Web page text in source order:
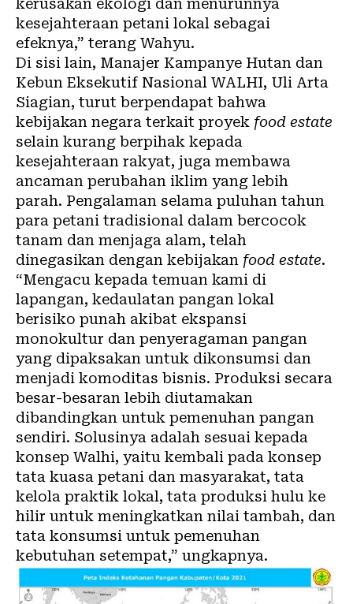
kerusakan ekologi dan menurunnya
kesejahteraan petani lokal sebagai
efeknya,” terang Wahyu.
Di sisi lain, Manajer Kampanye Hutan dan
Kebun Eksekutif Nasional WALHI, Uli Arta
Siagian, turut berpendapat bahwa
kebijakan negara terkait proyek food estate
selain kurang berpihak kepada
kesejahteraan rakyat, juga membawa
ancaman perubahan iklim yang lebih
parah. Pengalaman selama puluhan tahun
para petani tradisional dalam bercocok
tanam dan menjaga alam, telah
dinegasikan dengan kebijakan food estate.
“Mengacu kepada temuan kami di
lapangan, kedaulatan pangan lokal
berisiko punah akibat ekspansi
monokultur dan penyeragaman pangan
yang dipaksakan untuk dikonsumsi dan
menjadi komoditas bisnis. Produksi secara
besar-besaran lebih diutamakan
dibandingkan untuk pemenuhan pangan
sendiri. Solusinya adalah sesuai kepada
konsep Walhi, yaitu kembali pada konsep
tata kuasa petani dan masyarakat, tata
kelola praktik lokal, tata produksi hulu ke
hilir untuk meningkatkan nilai tambah, dan
tata konsumsi untuk pemenuhan
kebutuhan setempat,” ungkapnya.